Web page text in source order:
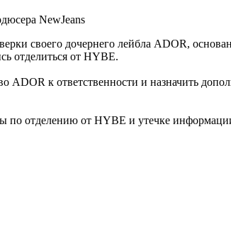
своего дочернего лейбла ADOR,
отделиться от HYBE.
к ответственности и назначить
отделению от HYBE и утечке